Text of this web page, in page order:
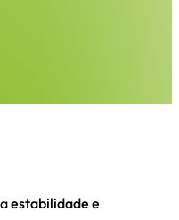
estabilidade e